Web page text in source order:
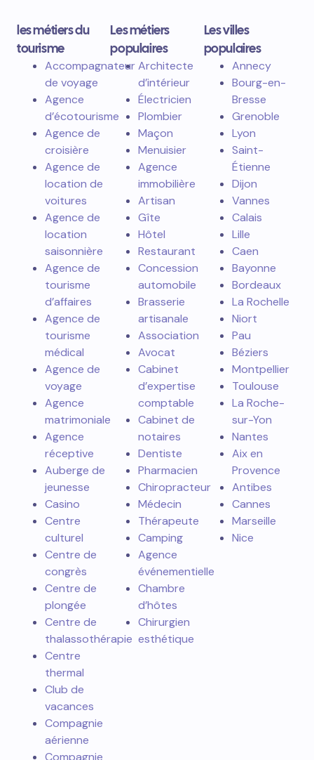
les métiers du
tourisme
Accompagnateur
de voyage
Agence
d’écotourisme
Agence de
croisière
Agence de
location de
voitures
Agence de
location
saisonnière
Agence de
tourisme
d’affaires
Agence de
tourisme
médical
Agence de
voyage
Agence
matrimoniale
Agence
réceptive
Auberge de
jeunesse
Casino
Centre
culturel
Centre de
congrès
Centre de
plongée
Centre de
thalassothérapie
Centre
thermal
Club de
vacances
Compagnie
aérienne
Compagnie
Les métiers
populaires
Architecte
d’intérieur
Électricien
Plombier
Maçon
Menuisier
Agence
immobilière
Artisan
Gîte
Hôtel
Restaurant
Concession
automobile
Brasserie
artisanale
Association
Avocat
Cabinet
d’expertise
comptable
Cabinet de
notaires
Dentiste
Pharmacien
Chiropracteur
Médecin
Thérapeute
Camping
Agence
événementielle
Chambre
d’hôtes
Chirurgien
esthétique
Les villes
populaires
Annecy
Bourg-en-
Bresse
Grenoble
Lyon
Saint-
Étienne
Dijon
Vannes
Calais
Lille
Caen
Bayonne
Bordeaux
La Rochelle
Niort
Pau
Béziers
Montpellier
Toulouse
La Roche-
sur-Yon
Nantes
Aix en
Provence
Antibes
Cannes
Marseille
Nice